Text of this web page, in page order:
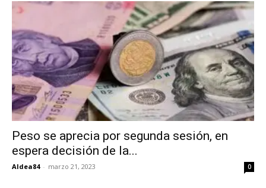
Peso se aprecia por segunda sesión, en
espera decisión de la...
Aldea84 - marzo 21, 2023 0